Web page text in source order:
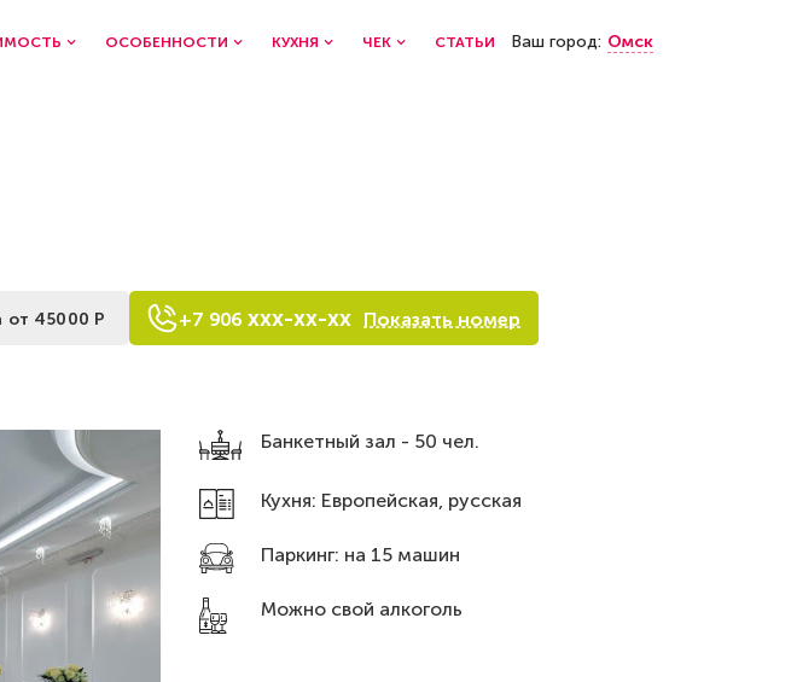
ОСОБЕННОСТИ КУХНЯ ЧЕК СТАТЬИ Ваш город: Омск
от 45000 Р +7 906 xxx-xx-xx Показать номер
Банкетный зал - 50 чел.
Кухня: Европейская, русская
Паркинг: на 15 машин
Можно свой алкоголь